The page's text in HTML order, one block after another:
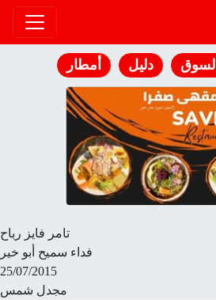
السوق دليل أمطار
تامر فايز رباح
فداء سميح أبو خير
25/07/2015
مجدل شمس